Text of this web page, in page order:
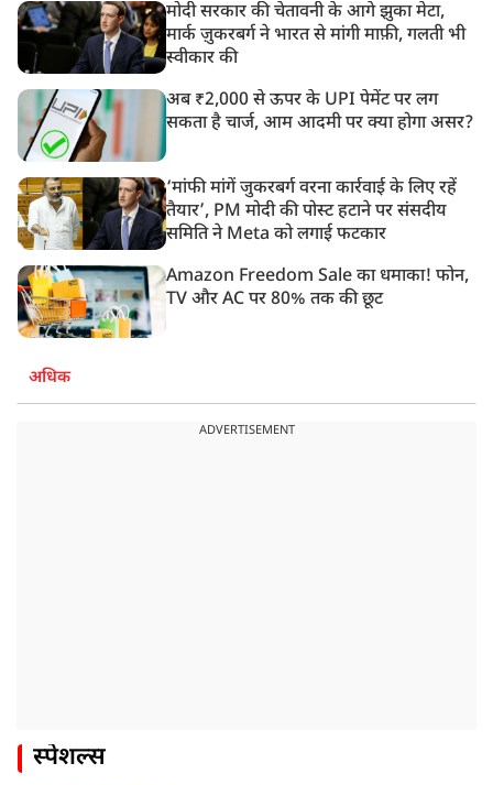
मोदी सरकार की चेतावनी के आगे झुका मेटा,
मार्क ज़ुकरबर्ग ने भारत से मांगी माफ़ी, गलती भी
स्वीकार की
अब ₹2,000 से ऊपर के UPI पेमेंट पर लग
सकता है चार्ज, आम आदमी पर क्या होगा असर?
‘मांफी मांगें जुकरबर्ग वरना कार्रवाई के लिए रहें
तैयार’, PM मोदी की पोस्ट हटाने पर संसदीय
समिति ने Meta को लगाई फटकार
Amazon Freedom Sale का धमाका! फोन,
TV और AC पर 80% तक की छूट
अधिक
ADVERTISEMENT
स्पेशल्स